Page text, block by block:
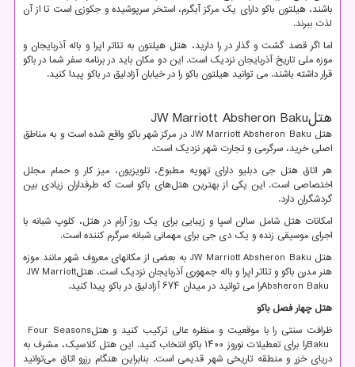
باشند، هیلتون باکو دارای یک مرکز آبگرم، استخر سرپوشیده و جکوزی است تا از آن
لذت ببرند.
اما اگر قصد گشت و گذار در را دارید، هتل هیلتون به تئاتر اپرا و باله آذربایجان و
موزه ملی تاریخ آذربایجان نزدیک است. این دو مکان باید در برنامه سفر شما در باکو
قرار داشته باشند. می توانید هیلتون باکو را در خیابان آزادلیق در باکو پیدا کنید.
هتلJW Marriott Absheron Baku
هتل JW Marriott Absheron Bakuدر مرکز شهر باکو واقع شده است و به مناطق
اصلی خرید، سرگرمی و تجارت شهر نزدیک است.
هر اتاق هتل جی دبلیو دارای تهویه مطبوع، تلویزیون، میز کار و حمام مجلل
اختصاصی است. این یکی از بهترین هتل‌های باکو است که طرفداران زیادی بین
گردشگران دارد.
امکانات هتل شامل سالن اسپا و زیبایی برای یک روز آرام در هتل، کلوپ شبانه با
اجرای موسیقی زنده و یک دی جی برای مهمانی شبانه سرگرم کننده است.
هتل JW Marriott Absheron Bakuبه بعضی از مکانهای معروف شهر مانند موزه
هنر مدرن باکو و تئاتر اپرا و باله جمهوری آذربایجان نزدیک است. هتلJW Marriott
Absheron Bakuرا می توانید در میدان ۶۷۴ آزادلیق در باکو پیدا کنید.
هتل چهار فصل باکو
ظرافت سنتی را با موقعیت و منظره عالی ترکیب کنید و هتلFour Seasons
Baku
را برای تعطیلات نوروز ۱۴۰۰ باکو انتخاب کنید. این هتل کلاسیک، مشرف به
دریای خزر و منطقه تاریخی شهر قدیمی است. بنابراین هنگام رزرو اتاق می‌توانید